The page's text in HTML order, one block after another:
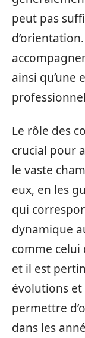
peut pas
ainsi qu’une
Le rôle des
crucial pour
le vaste
eux, en les
qui
dynamique
comme celui
et il est
évolutions
permettre
dans les